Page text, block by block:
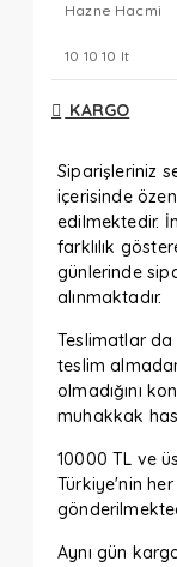
Hazne Hacmi
10 10 10 lt
KARGO
Siparişleriniz
içerisinde
edilmektedir.
farklılık
günlerinde
alınmaktadır.
Teslimatlar da
teslim
olmadığını
muhakkak
10000 TL ve
Türkiye'nin
Aynı gün